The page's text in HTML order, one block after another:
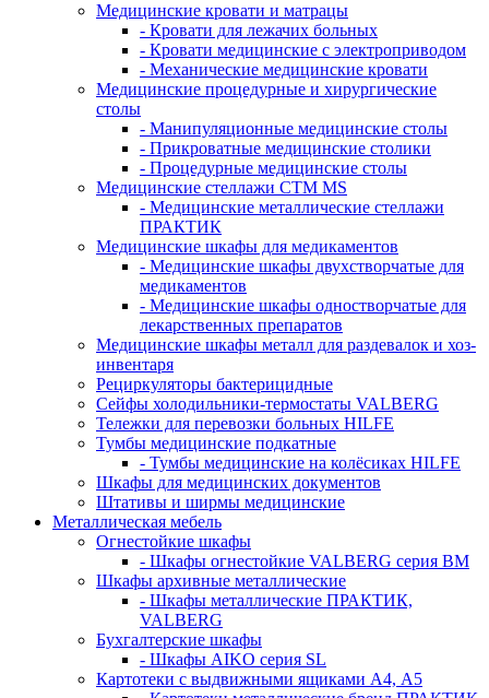
Медицинские кровати и матрацы
- Кровати для лежачих больных
- Кровати медицинские с электроприводом
- Механические медицинские кровати
Медицинские процедурные и хирургические
столы
- Манипуляционные медицинские столы
- Прикроватные медицинские столики
- Процедурные медицинские столы
Медицинские стеллажи CTM MS
- Медицинские металлические стеллажи
ПРАКТИК
Медицинские шкафы для медикаментов
- Медицинские шкафы двухстворчатые для
медикаментов
- Медицинские шкафы одностворчатые для
лекарственных препаратов
Медицинские шкафы металл для раздевалок и хоз-
инвентаря
Рециркуляторы бактерицидные
Сейфы холодильники-термостаты VALBERG
Тележки для перевозки больных HILFE
Тумбы медицинские подкатные
- Тумбы медицинские на колёсиках HILFE
Шкафы для медицинских документов
Штативы и ширмы медицинские
Металлическая мебель
Огнестойкие шкафы
- Шкафы огнестойкие VALBERG серия BM
Шкафы архивные металлические
- Шкафы металлические ПРАКТИК,
VALBERG
Бухгалтерские шкафы
- Шкафы AIKO серия SL
Картотеки с выдвижными ящиками А4, А5